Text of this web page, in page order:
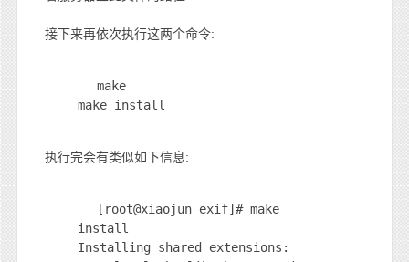
接下来再依次执行这两个命令:
make
make install
执行完会有类似如下信息:
[root@xiaojun exif]# make
install
Installing shared extensions: